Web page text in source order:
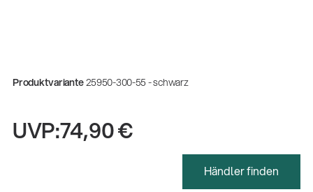
Produktvariante25950-300-55 - schwarz
UVP:74,90 €
Händler finden